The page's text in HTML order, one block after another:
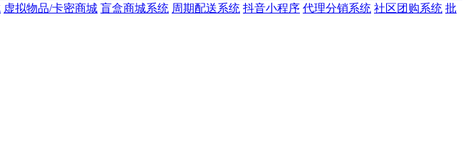
虚拟物品/卡密商城 盲盒商城系统 周期配送系统 抖音小程序 代理分销系统 社区团购系统 批